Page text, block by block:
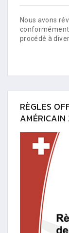
Nous avons
conformément
procédé à
RÈGLES